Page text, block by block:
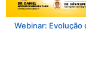
Webinar: Evolução